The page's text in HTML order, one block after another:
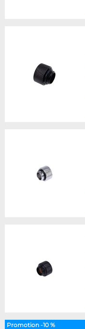
Promotion -10 %